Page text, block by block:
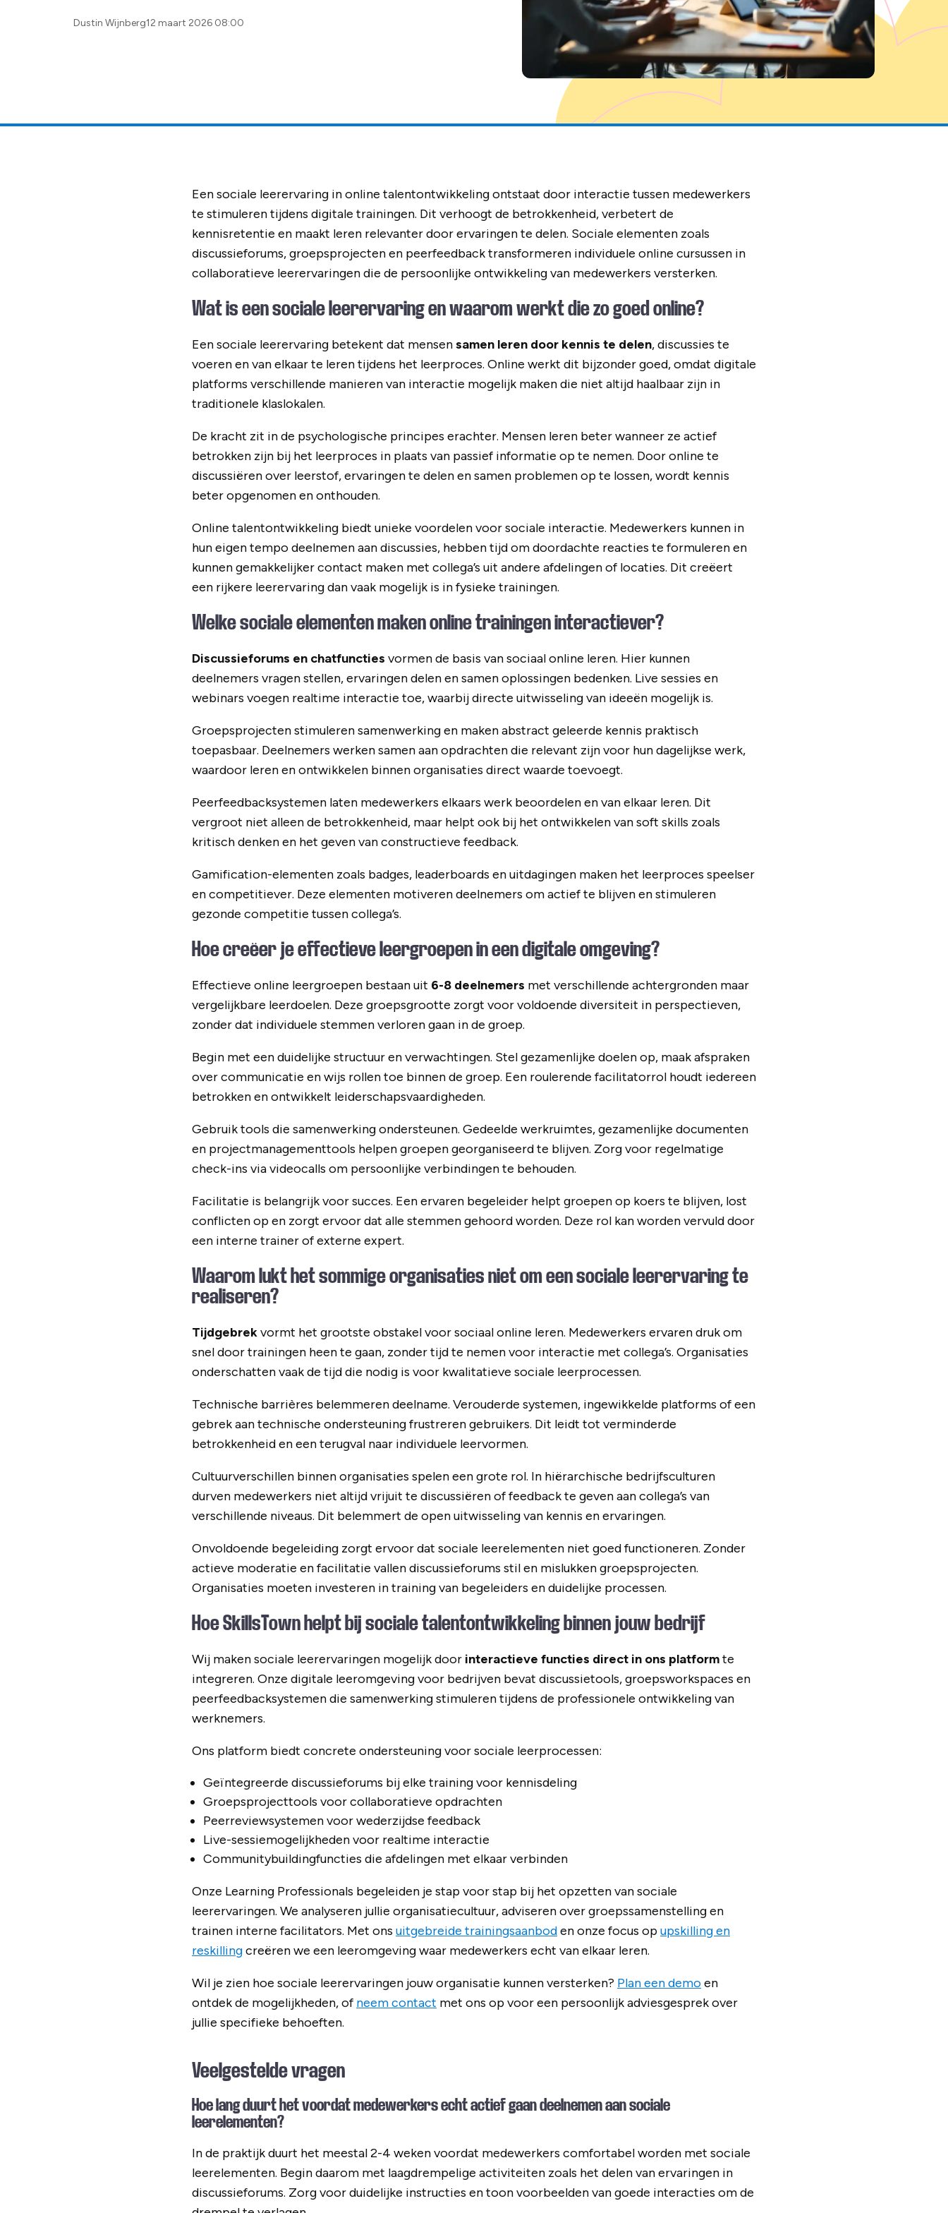
Posted
Dustin Wijnberg12 maart 2026 08:00
Een sociale leerervaring in online talentontwikkeling ontstaat door interactie tussen medewerkers
te stimuleren tijdens digitale trainingen. Dit verhoogt de betrokkenheid, verbetert de
kennisretentie en maakt leren relevanter door ervaringen te delen. Sociale elementen zoals
discussieforums, groepsprojecten en peerfeedback transformeren individuele online cursussen in
collaboratieve leerervaringen die de persoonlijke ontwikkeling van medewerkers versterken.
Wat is een sociale leerervaring en waarom werkt die zo goed online?
Een sociale leerervaring betekent dat mensensamen leren door kennis te delen, discussies te
voeren en van elkaar te leren tijdens het leerproces. Online werkt dit bijzonder goed, omdat digitale
platforms verschillende manieren van interactie mogelijk maken die niet altijd haalbaar zijn in
traditionele klaslokalen.
De kracht zit in de psychologische principes erachter. Mensen leren beter wanneer ze actief
betrokken zijn bij het leerproces in plaats van passief informatie op te nemen. Door online te
discussiëren over leerstof, ervaringen te delen en samen problemen op te lossen, wordt kennis
beter opgenomen en onthouden.
Online talentontwikkeling biedt unieke voordelen voor sociale interactie. Medewerkers kunnen in
hun eigen tempo deelnemen aan discussies, hebben tijd om doordachte reacties te formuleren en
kunnen gemakkelijker contact maken met collega’s uit andere afdelingen of locaties. Dit creëert
een rijkere leerervaring dan vaak mogelijk is in fysieke trainingen.
Welke sociale elementen maken online trainingen interactiever?
Discussieforums en chatfuncties vormen de basis van sociaal online leren. Hier kunnen
deelnemers vragen stellen, ervaringen delen en samen oplossingen bedenken. Live sessies en
webinars voegen realtime interactie toe, waarbij directe uitwisseling van ideeën mogelijk is.
Groepsprojecten stimuleren samenwerking en maken abstract geleerde kennis praktisch
toepasbaar. Deelnemers werken samen aan opdrachten die relevant zijn voor hun dagelijkse werk,
waardoor leren en ontwikkelen binnen organisaties direct waarde toevoegt.
Peerfeedbacksystemen laten medewerkers elkaars werk beoordelen en van elkaar leren. Dit
vergroot niet alleen de betrokkenheid, maar helpt ook bij het ontwikkelen van soft skills zoals
kritisch denken en het geven van constructieve feedback.
Gamification-elementen zoals badges, leaderboards en uitdagingen maken het leerproces speelser
en competitiever. Deze elementen motiveren deelnemers om actief te blijven en stimuleren
gezonde competitie tussen collega’s.
Hoe creëer je effectieve leergroepen in een digitale omgeving?
Effectieve online leergroepen bestaan uit 6-8 deelnemers met verschillende achtergronden maar
vergelijkbare leerdoelen. Deze groepsgrootte zorgt voor voldoende diversiteit in perspectieven,
zonder dat individuele stemmen verloren gaan in de groep.
Begin met een duidelijke structuur en verwachtingen. Stel gezamenlijke doelen op, maak afspraken
over communicatie en wijs rollen toe binnen de groep. Een roulerende facilitatorrol houdt iedereen
betrokken en ontwikkelt leiderschapsvaardigheden.
Gebruik tools die samenwerking ondersteunen. Gedeelde werkruimtes, gezamenlijke documenten
en projectmanagementtools helpen groepen georganiseerd te blijven. Zorg voor regelmatige
check-ins via videocalls om persoonlijke verbindingen te behouden.
Facilitatie is belangrijk voor succes. Een ervaren begeleider helpt groepen op koers te blijven, lost
conflicten op en zorgt ervoor dat alle stemmen gehoord worden. Deze rol kan worden vervuld door
een interne trainer of externe expert.
Waarom lukt het sommige organisaties niet om een sociale leerervaring te
realiseren?
Tijdgebrekvormt het grootste obstakel voor sociaal online leren. Medewerkers ervaren druk om
snel door trainingen heen te gaan, zonder tijd te nemen voor interactie met collega’s. Organisaties
onderschatten vaak de tijd die nodig is voor kwalitatieve sociale leerprocessen.
Technische barrières belemmeren deelname. Verouderde systemen, ingewikkelde platforms of een
gebrek aan technische ondersteuning frustreren gebruikers. Dit leidt tot verminderde
betrokkenheid en een terugval naar individuele leervormen.
Cultuurverschillen binnen organisaties spelen een grote rol. In hiërarchische bedrijfsculturen
durven medewerkers niet altijd vrijuit te discussiëren of feedback te geven aan collega’s van
verschillende niveaus. Dit belemmert de open uitwisseling van kennis en ervaringen.
Onvoldoende begeleiding zorgt ervoor dat sociale leerelementen niet goed functioneren. Zonder
actieve moderatie en facilitatie vallen discussieforums stil en mislukken groepsprojecten.
Organisaties moeten investeren in training van begeleiders en duidelijke processen.
Hoe SkillsTown helpt bij sociale talentontwikkeling binnen jouw bedrijf
Wij maken sociale leerervaringen mogelijk door interactieve functies direct in ons platformte
integreren. Onze digitale leeromgeving voor bedrijven bevat discussietools, groepsworkspaces en
peerfeedbacksystemen die samenwerking stimuleren tijdens de professionele ontwikkeling van
werknemers.
Ons platform biedt concrete ondersteuning voor sociale leerprocessen:
Geïntegreerde discussieforums bij elke training voor kennisdeling
Groepsprojecttools voor collaboratieve opdrachten
Peerreviewsystemen voor wederzijdse feedback
Live-sessiemogelijkheden voor realtime interactie
Communitybuildingfuncties die afdelingen met elkaar verbinden
Onze Learning Professionals begeleiden je stap voor stap bij het opzetten van sociale
leerervaringen. We analyseren jullie organisatiecultuur, adviseren over groepssamenstelling en
trainen interne facilitators. Met ons uitgebreide trainingsaanboden onze focus opupskilling en
reskillingcreëren we een leeromgeving waar medewerkers echt van elkaar leren.
Wil je zien hoe sociale leerervaringen jouw organisatie kunnen versterken? Plan een demoen
ontdek de mogelijkheden, of neem contact met ons op voor een persoonlijk adviesgesprek over
jullie specifieke behoeften.
Veelgestelde vragen
Hoe lang duurt het voordat medewerkers echt actief gaan deelnemen aan sociale
leerelementen?
In de praktijk duurt het meestal 2-4 weken voordat medewerkers comfortabel worden met sociale
leerelementen. Begin daarom met laagdrempelige activiteiten zoals het delen van ervaringen in
discussieforums. Zorg voor duidelijke instructies en toon voorbeelden van goede interacties om de